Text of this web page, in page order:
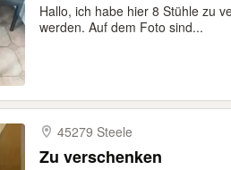
Hallo, ich habe hier 8 Stühle zu
werden. Auf dem Foto sind...
45279 Steele
Zu verschenken